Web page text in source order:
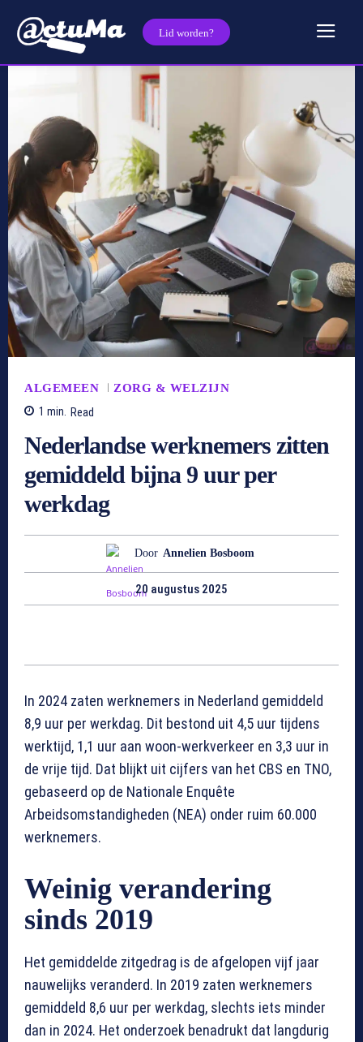
Lid worden?
ALGEMEEN
ZORG & WELZIJN
1 min. Read
Nederlandse werknemers zitten
gemiddeld bijna 9 uur per
werkdag
Door Annelien Bosboom
20 augustus 2025
In 2024 zaten werknemers in Nederland gemiddeld
8,9 uur per werkdag. Dit bestond uit 4,5 uur tijdens
werktijd, 1,1 uur aan woon-werkverkeer en 3,3 uur in
de vrije tijd. Dat blijkt uit cijfers van het CBS en TNO,
gebaseerd op de Nationale Enquête
Arbeidsomstandigheden (NEA) onder ruim 60.000
werknemers.
Weinig verandering
sinds 2019
Het gemiddelde zitgedrag is de afgelopen vijf jaar
nauwelijks veranderd. In 2019 zaten werknemers
gemiddeld 8,6 uur per werkdag, slechts iets minder
dan in 2024. Het onderzoek benadrukt dat langdurig